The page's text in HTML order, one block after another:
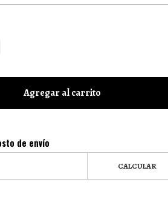
Agregar al carrito
de envío
CALCULAR